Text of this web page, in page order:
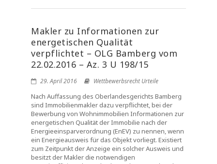
Makler zu Informationen zur
energetischen Qualität
verpflichtet – OLG Bamberg vom
22.02.2016 – Az. 3 U 198/15
29. April 2016 Wettbewerbsrecht Urteile
Nach Auffassung des Oberlandesgerichts Bamberg
sind Immobilienmakler dazu verpflichtet, bei der
Bewerbung von Wohnimmobilien Informationen zur
energetischen Qualität der Immobilie nach der
Energieeinsparverordnung (EnEV) zu nennen, wenn
ein Energieausweis für das Objekt vorliegt. Existiert
zum Zeitpunkt der Anzeige ein solcher Ausweis und
besitzt der Makler die notwendigen